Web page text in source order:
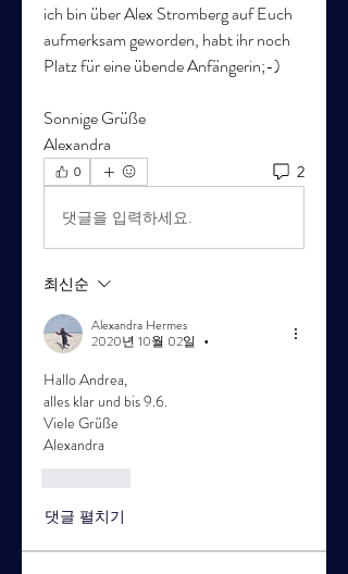
ich bin über Alex Stromberg auf Euch
aufmerksam geworden, habt ihr noch
Platz für eine übende Anfängerin;-)
Sonnige Grüße
Alexandra
0 2
댓글을 입력하세요.
최신순
Alexandra Hermes
2020년 10월 02일
•
Hallo Andrea,
alles klar und bis 9.6.
Viele Grüße
Alexandra
댓글 펼치기